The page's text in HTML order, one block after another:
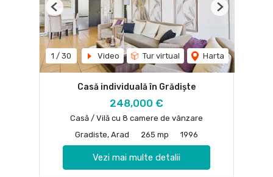
1 / 30 Video Tur virtual Harta
Previous Next
Casă individuală în Grădiște
248,000 €
Casă / Vilă cu 8 camere de vânzare
Gradiste, Arad
265 mp 1996
Vezi mai multe detalii